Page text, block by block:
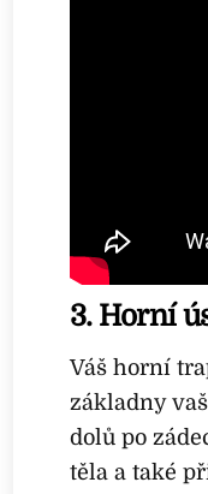
3. Horní
Váš horní
základny
dolů po
těla a také